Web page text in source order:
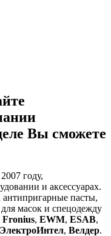
Вы сможете
году,
и аксессуарах.
пасты,
масок и спецодежду
Fronius, EWM, ESAB,
ЭлектроИнтел, Велдер.